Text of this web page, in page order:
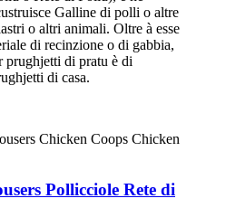
Galline di polli o altre
o altri animali. Oltre à esse
di recinzione o di gabbia,
prughjetti di pratu è di
di casa.
Pollicciole Rete di